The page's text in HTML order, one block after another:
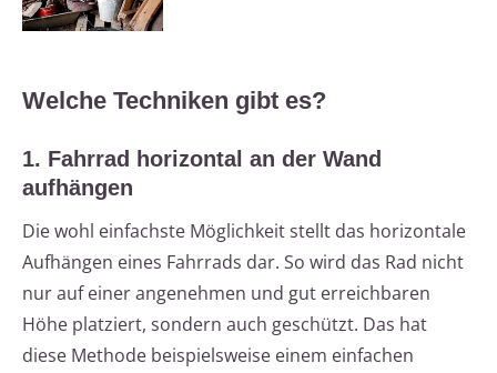
Welche Techniken gibt es?
1. Fahrrad horizontal an der Wand
aufhängen
Die wohl einfachste Möglichkeit stellt das horizontale
Aufhängen eines Fahrrads dar. So wird das Rad nicht
nur auf einer angenehmen und gut erreichbaren
Höhe platziert, sondern auch geschützt. Das hat
diese Methode beispielsweise einem einfachen